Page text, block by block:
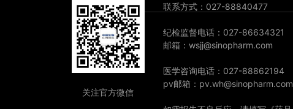
关注官方微信
联系方式：027-88840477
纪检监督电话：027-86634321
邮箱：wsjj@sinopharm.com
医学咨询电话：027-88862194
pv邮箱：pv.wh@sinopharm.com